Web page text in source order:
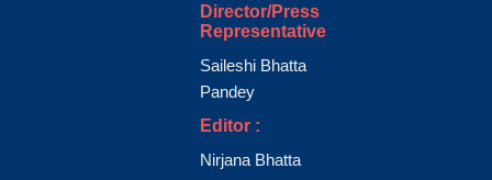
Director/Press
Representative
Saileshi Bhatta
Pandey
Editor :
Nirjana Bhatta